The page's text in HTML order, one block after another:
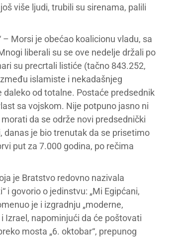
više ljudi, trubili su sirenama, palili
Morsi je obećao koalicionu vladu, sa
liberali su se ove nedelje držali po
su precrtali listiće (tačno 843.252,
islamiste i nekadašnjeg
od totalne. Postaće predsednik
sa vojskom. Nije potpuno jasno ni
da se održe novi predsednički
danas je bio trenutak da se prisetimo
put za 7.000 godina, po rečima
je Bratstvo redovno nazivala
i govorio o jedinstvu: „Mi Egipćani,
je i izgradnju „moderne,
Izrael, napominjući da će poštovati
mosta „6. oktobar“, prepunog